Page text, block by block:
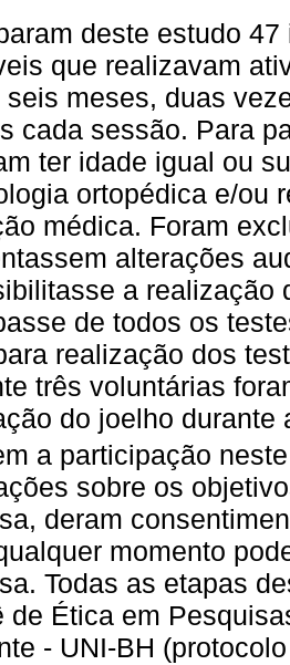
deste estudo
que realizavam
seis meses, duas
cada sessão. Para
ter idade igual ou
ortopédica e/ou
médica. Foram
alterações
a realização
de todos os
realização dos
três voluntárias
do joelho durante
a participação
sobre os
deram
momento
Todas as etapas
de Ética em
- UNI-BH